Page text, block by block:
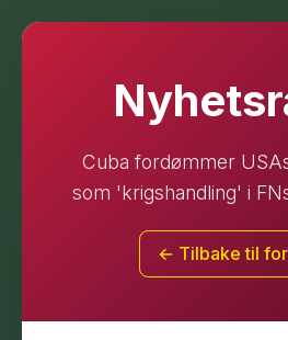
Cuba fordømmer
som 'krigshandling' i
← Tilbake til